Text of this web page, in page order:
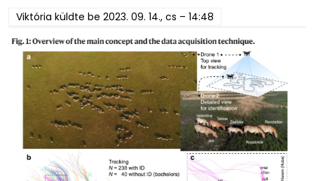
Viktória küldte be 2023. 09. 14., cs – 14:48